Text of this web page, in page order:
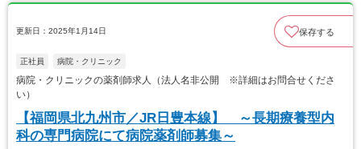
更新日：2025年1月14日 保存する
正社員 病院・クリニック
病院・クリニックの薬剤師求人（法人名非公開 ※詳細はお問合せくださ
い）
【福岡県北九州市／JR日豊本線】 ～長期療養型内
科の専門病院にて病院薬剤師募集～